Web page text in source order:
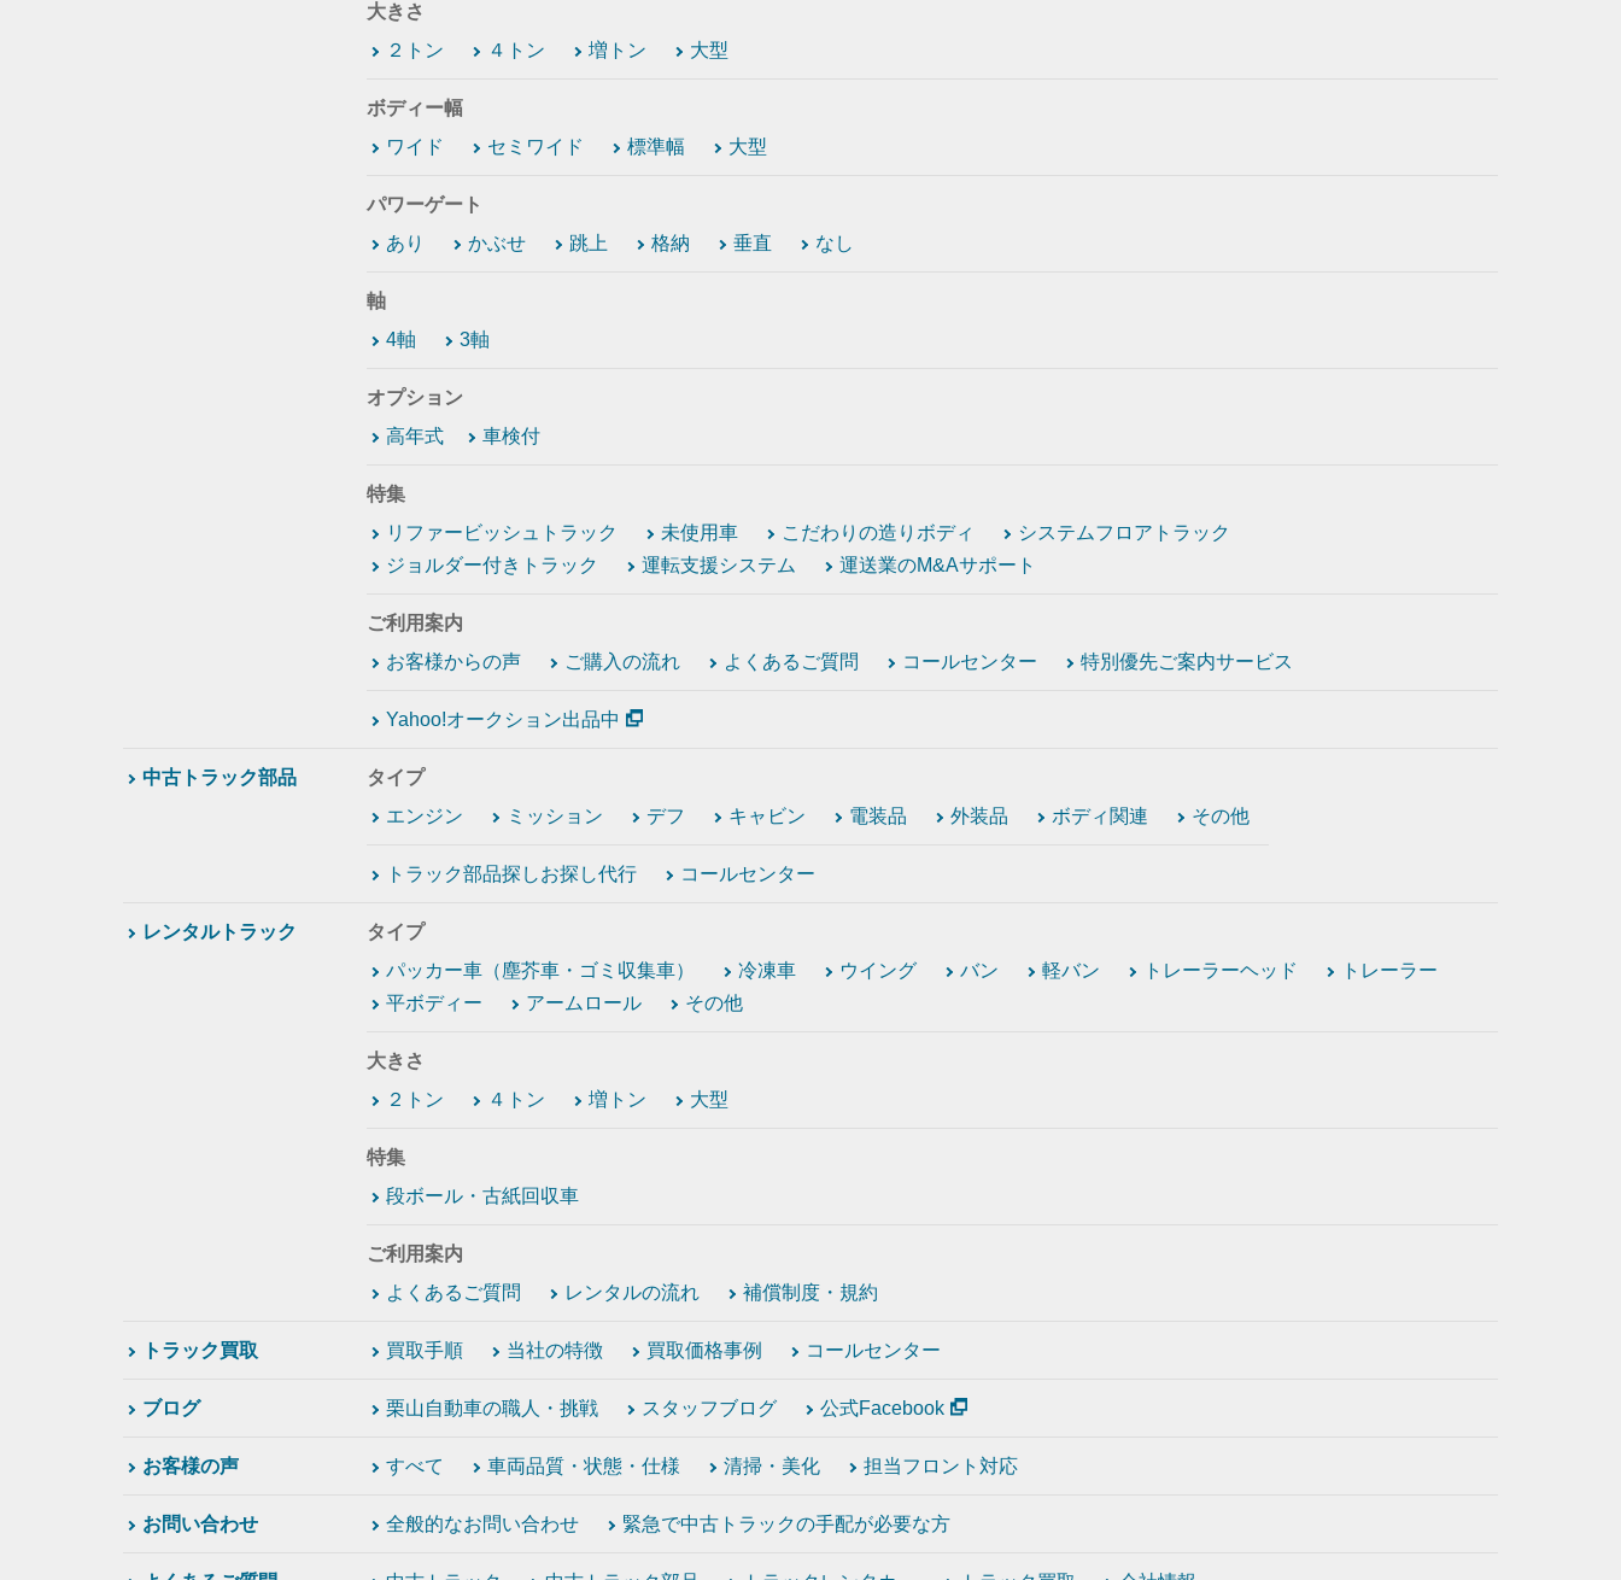
大きさ
２トン
４トン 増トン 大型
ボディー幅
ワイド
セミワイド 標準幅 大型
パワーゲート
あり
かぶせ 跳上 格納 垂直 なし
軸
4軸
3軸
オプション
高年式
車検付
特集
リファービッシュトラック
未使用車 こだわりの造りボディ
システムフロアトラック
ジョルダー付きトラック
運転支援システム 運送業のM&Aサポート
ご利用案内
お客様からの声
ご購入の流れ よくあるご質問 コールセンター 特別優先ご案内サービス
Yahoo!オークション出品中
中古トラック部品
タイプ
エンジン
ミッション デフ キャビン 電装品 外装品 ボディ関連 その他
トラック部品探しお探し代行 コールセンター
レンタルトラック
タイプ
パッカー車（塵芥車・ゴミ収集車）
冷凍車 ウイング バン 軽バン トレーラーヘッド
トレーラー
平ボディー
アームロール その他
大きさ
２トン
４トン 増トン 大型
特集
段ボール・古紙回収車
ご利用案内
よくあるご質問
レンタルの流れ 補償制度・規約
トラック買取 買取手順 当社の特徴 買取価格事例 コールセンター
ブログ 栗山自動車の職人・挑戦 スタッフブログ 公式Facebook
お客様の声 すべて 車両品質・状態・仕様 清掃・美化 担当フロント対応
お問い合わせ 全般的なお問い合わせ 緊急で中古トラックの手配が必要な方